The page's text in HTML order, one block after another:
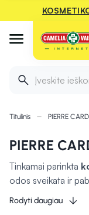
Įveskite
Titulinis PIERRE
PIERRE
Tinkamai parinkta
odos sveikata ir
priemonės gali
veiksnių ir suteikti
Rodyti daugiau